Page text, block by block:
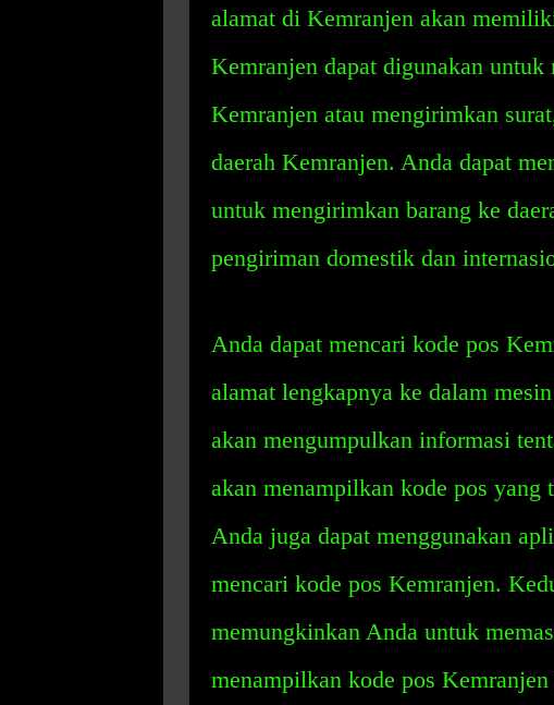
alamat di Kemranjen akan
Kemranjen dapat digunakan
Kemranjen atau mengirimkan
daerah Kemranjen. Anda dapat
untuk mengirimkan barang ke
pengiriman domestik dan
Anda dapat mencari kode pos
alamat lengkapnya ke dalam
akan mengumpulkan informasi
akan menampilkan kode pos yang
Anda juga dapat menggunakan
mencari kode pos Kemranjen.
memungkinkan Anda untuk
menampilkan kode pos